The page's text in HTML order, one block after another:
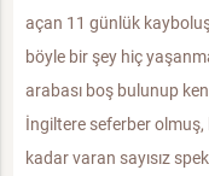
açan 11 günlük
böyle bir şey hiç
arabası boş bulunup
İngiltere seferber olmuş,
kadar varan sayısız